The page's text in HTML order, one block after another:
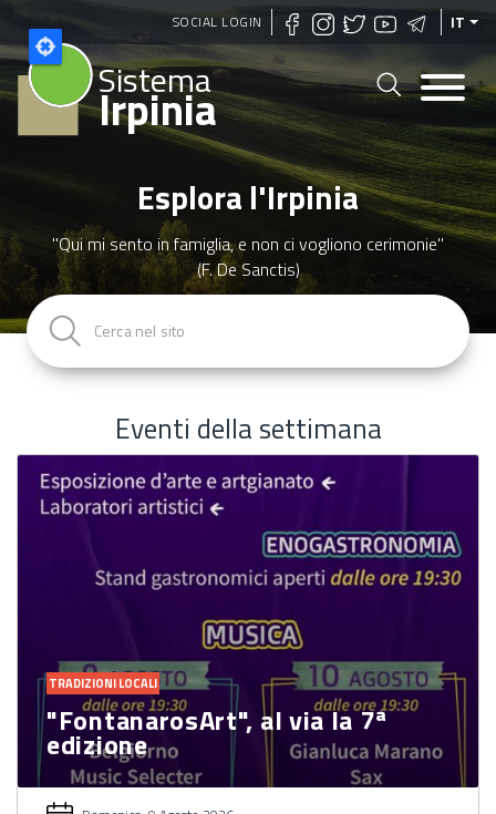
Salta
al
contenuto
principale
SOCIAL LOGIN IT
Sistema
Irpinia
Esplora l'Irpinia
"Qui mi sento in famiglia, e non ci vogliono cerimonie"
(F. De Sanctis)
Eventi della settimana
TRADIZIONI LOCALI
"FontanarosArt", al via la 7ª
edizione